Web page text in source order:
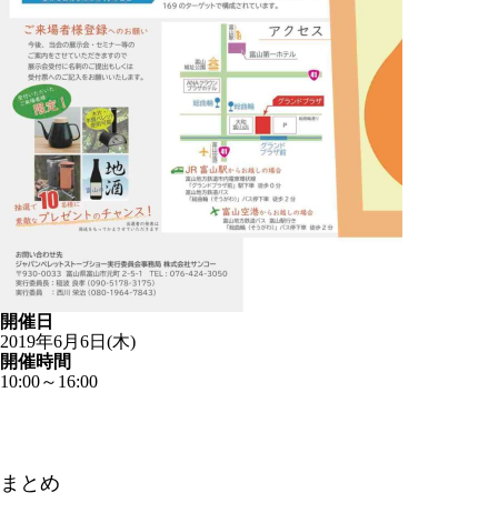
開催日
2019年6月6日(木)
開催時間
10:00～16:00
まとめ